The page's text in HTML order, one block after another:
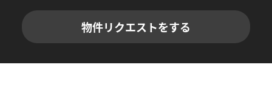
物件リクエストをする